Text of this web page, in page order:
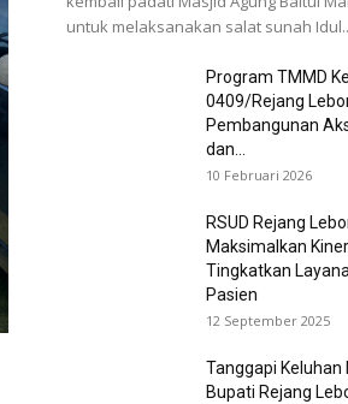
untuk melaksanakan salat sunah
Program TMMD
0409/Rejang
Pembangunan
dan...
10 Februari 2026
RSUD Rejang
Maksimalkan
Tingkatkan
Pasien
12 September 2025
Tanggapi Keluhan
Bupati Rejang